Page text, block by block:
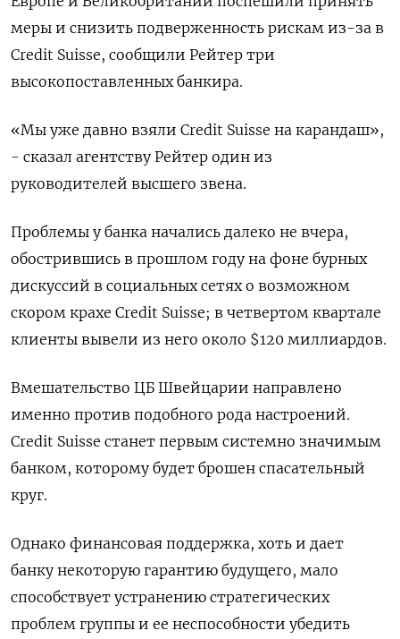
меры и снизить подверженность рискам из-за в
Credit Suisse, сообщили Рейтер три
высокопоставленных банкира.
«Мы уже давно взяли Credit Suisse на карандаш»,
- сказал агентству Рейтер один из
руководителей высшего звена.
Проблемы у банка начались далеко не вчера,
обострившись в прошлом году на фоне бурных
дискуссий в социальных сетях о возможном
скором крахе Credit Suisse; в четвертом квартале
клиенты вывели из него около $120 миллиардов.
Вмешательство ЦБ Швейцарии направлено
именно против подобного рода настроений.
Credit Suisse станет первым системно значимым
банком, которому будет брошен спасательный
круг.
Однако финансовая поддержка, хоть и дает
банку некоторую гарантию будущего, мало
способствует устранению стратегических
проблем группы и ее неспособности убедить